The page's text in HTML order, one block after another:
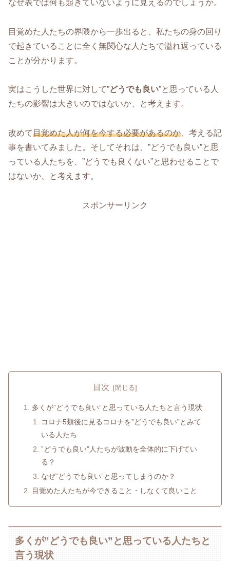
なぜ表では何も起きていないように見えるのでしょうか。
目覚めた人たちの界隈から一歩出ると、私たちの身の回り
で起きていることに全く無関心な人たちで溢れ返っている
ことが分かります。
実はこうした世界に対して”どうでも良い”と思っている人
たちの影響は大きいのではないか、と考えます。
改めて目覚めた人が何を今する必要があるのか 、考える記
事を書いてみました。そしてそれは、”どうでも良い”と思
っている人たちを、”どうでも良くない”と思わせることで
はないか、と考えます。
スポンサーリンク
目次
多くが”どうでも良い”と思っている人たちと言う現状
コロナ5類後に見るコロナを”どうでも良い”とみて
いる人たち
”どうでも良い”人たちが波動を全体的に下げてい
る？
なぜ”どうでも良い”と思ってしまうのか？
目覚めた人たちが今できること・しなくて良いこと
多くが”どうでも良い”と思っている人たちと
言う現状